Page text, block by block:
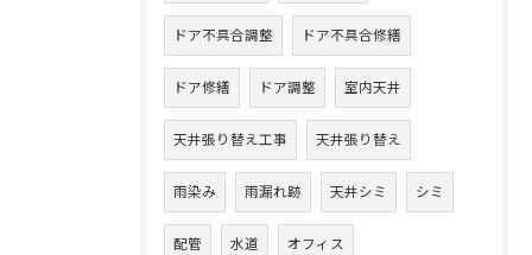
ドア不具合調整 ドア不具合修繕
ドア修繕 ドア調整 室内天井
天井張り替え工事 天井張り替え
雨染み 雨漏れ跡 天井シミ シミ
配管 水道 オフィス